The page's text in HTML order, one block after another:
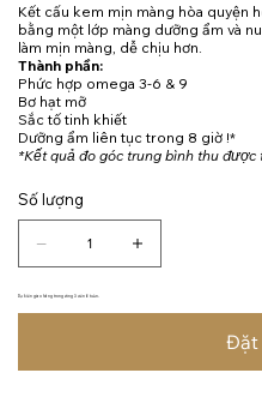
Kết cấu kem mịn màng hòa quyện
bằng một lớp màng dưỡng ẩm và
làm mịn màng, dễ chịu hơn.
Thành phần:
Phức hợp omega 3-6 & 9
Bơ hạt mỡ
Sắc tố tinh khiết
Dưỡng ẩm liên tục trong 8 giờ !*
*Kết quả đo góc trung bình thu
Số lượng
Dự kiến giao hàng trong vòng 3 đến 6 tuần.
Đặt